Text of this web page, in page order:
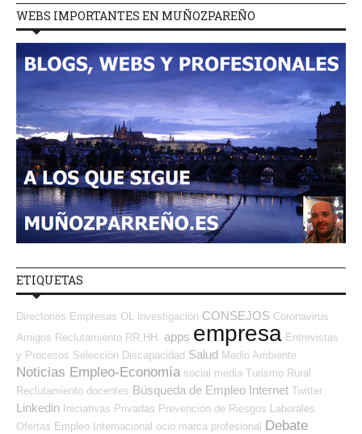
WEBS IMPORTANTES EN MUÑOZPAREÑO
ETIQUETAS
Directorios Empresas OL investigación CONSEJOS Coronavirus
Amigos Reclutamiento RR.HH. apps empresa Entrevistas
y Procesos Selección Discapacidad Salud Medio Ambiente
Noticias Empleo-Economía social media Turismo Rural
Reclutamiento docentes Búsqueda de Empleo Internet Twitter
Linkedin Iniciativas Privadas Prevención de Riesgos Laborales
Ofertas Empleo Internacional ocio marca profesional Debate